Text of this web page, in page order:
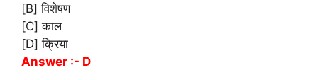
[B] विशेषण
[C] काल
[D] क्रिया
Answer :- D